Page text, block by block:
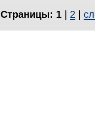
Страницы: 1 2